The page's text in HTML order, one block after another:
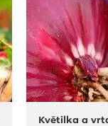
Květilka a